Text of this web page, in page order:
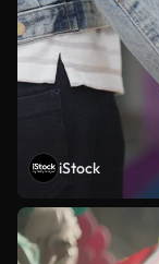
iStock